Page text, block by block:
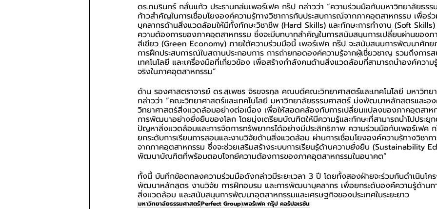
ดร.ภุมรินทร์ กลั่นแก้ว ประธานกลุ่มเพอร์เฟค กรุ๊ป กล่าวว่า “ความร่วมมือกับมหาวิทยาลัยธรร
ก้าวสำคัญในการเชื่อมโยงองค์ความรู้ทางวิชาการกับประสบการณ์จากภาคอุตสาหกรรม เพื่อ
บุคลากรด้านสิ่งแวดล้อมให้มีทั้งทักษะวิชาชีพ (Hard Skills) และทักษะการทำงาน (Soft
ความต้องการของภาคอุตสาหกรรม ซึ่งจะมีบทบาทสำคัญในการสนับสนุนการเปลี่ยนผ่านของภ
สีเขียว (Green Economy) ภายใต้ความร่วมมือนี้ เพอร์เฟค กรุ๊ป จะสนับสนุนการพัฒนาศัก
การฝึกประสบการณ์ในสถานประกอบการ การถ่ายทอดองค์ความรู้จากผู้เชี่ยวชาญ รวมถึงการ
เทคโนโลยี และเครื่องมือที่เกี่ยวข้อง เพื่อสร้างกำลังคนด้านสิ่งแวดล้อมที่สามารถนำองค์ความ
จริงในภาคอุตสาหกรรม”
ด้าน รองศาสตราจารย์ ดร.สุเพชร จิรขจรกุล คณบดีคณะวิทยาศาสตร์และเทคโนโลยี มหาวิทย
กล่าวว่า “คณะวิทยาศาสตร์และเทคโนโลยี มหาวิทยาลัยธรรมศาสตร์ มุ่งพัฒนาหลักสูตรและอ
วิทยาศาสตร์สิ่งแวดล้อมอย่างต่อเนื่อง เพื่อให้สอดคล้องกับการเปลี่ยนแปลงของภาคอุตสาห
การพัฒนาอย่างยั่งยืนของโลก โดยมุ่งเตรียมบัณฑิตให้มีความรู้และทักษะที่สามารถนำไปประยุก
ปัญหาสิ่งแวดล้อมและการจัดการทรัพยากรได้อย่างมีประสิทธิภาพ ความร่วมมือกับเพอร์เฟค ก
ยกระดับการเรียนการสอนและงานวิจัยด้านสิ่งแวดล้อม ผ่านการเชื่อมโยงองค์ความรู้ทางวิชา
จากภาคอุตสาหกรรม ซึ่งจะช่วยเสริมสร้างระบบการเรียนรู้ด้านความยั่งยืน (Sustainability
พัฒนาบัณฑิตที่พร้อมตอบโจทย์ความต้องการของภาคอุตสาหกรรมในอนาคต”
ทั้งนี้ บันทึกข้อตกลงความร่วมมือดังกล่าวมีระยะเวลา 3 ปี โดยทั้งสองฝ่ายจะร่วมกันดำเนินโค
พัฒนาหลักสูตร งานวิจัย การฝึกอบรม และการพัฒนาบุคลากร เพื่อยกระดับองค์ความรู้ด้านก
สิ่งแวดล้อม และสนับสนุนการพัฒนาอุตสาหกรรมและเศรษฐกิจของประเทศในระยะยาว
มหาวิทยาลัยธรรมศาสตร์Perfect Groupเพอร์เฟค กรุ๊ป คอร์ปอเรชั่น